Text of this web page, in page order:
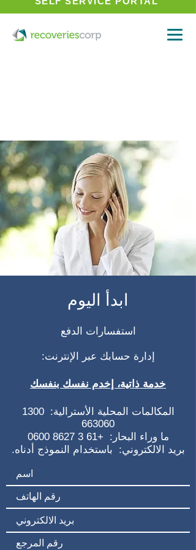
ابدأ اليوم
استفسارات الدفع
إدارة حسابك عبر الإنترنت:
خدمة ذاتية، إخدم نفسك بنفسك
المكالمات المحلية الأسترالية:
1300
663060
ما وراء البحار:
+61 3 8627 0600
بريد الالكتروني:
باستخدام النموذج أدناه.